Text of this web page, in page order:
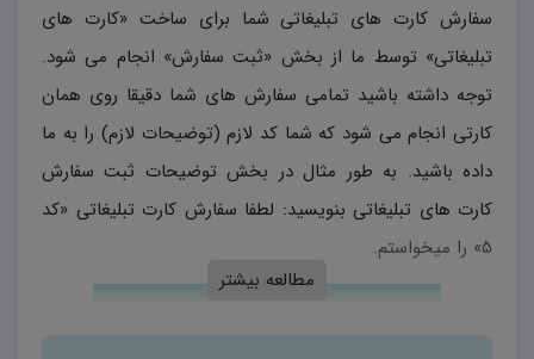
سفارش کارت های تبلیغاتی شما برای ساخت «کارت های
تبلیغاتی» توسط ما از بخش «ثبت سفارش» انجام می شود.
توجه داشته باشید تمامی سفارش های شما دقیقا روی همان
کارتی انجام می شود که شما کد لازم (توضیحات لازم) را به ما
داده باشید. به طور مثال در بخش توضیحات ثبت سفارش
کارت های تبلیغاتی بنویسید: لطفا سفارش کارت تبلیغاتی «کد
۵» را میخواستم.
مطالعه بیشتر